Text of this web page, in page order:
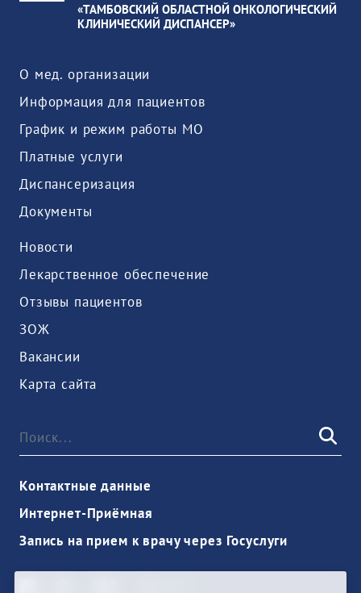
«ТАМБОВСКИЙ ОБЛАСТНОЙ ОНКОЛОГИЧЕСКИЙ
КЛИНИЧЕСКИЙ ДИСПАНСЕР»
О мед. организации
Информация для пациентов
График и режим работы МО
Платные услуги
Диспансеризация
Документы
Новости
Лекарственное обеспечение
Отзывы пациентов
ЗОЖ
Вакансии
Карта сайта
Контактные данные
Интернет-Приёмная
Запись на прием к врачу через Госуслуги